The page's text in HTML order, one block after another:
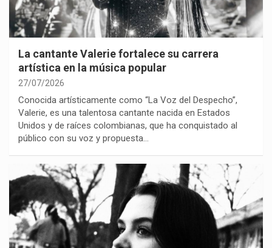
La cantante Valerie fortalece su carrera
artística en la música popular
27/07/2026
Conocida artísticamente como “La Voz del Despecho”,
Valerie, es una talentosa cantante nacida en Estados
Unidos y de raíces colombianas, que ha conquistado al
público con su voz y propuesta…